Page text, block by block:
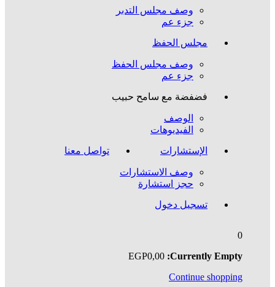
وصف مجلس التدبر
جزء عم
مجلس الحفظ
وصف مجلس الحفظ
جزء عم
فضفضة مع سامح حبيب
الوصف
الفيديوهات
الإستشارات
وصف الاستشارات
حجز استشارة
تواصل معنا
تسجيل دخول
0
Currently Empty:
EGP0,00
Continue shopping